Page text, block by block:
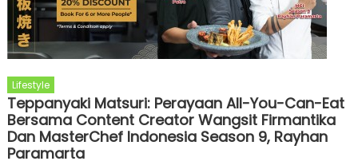
Lifestyle
Teppanyaki Matsuri: Perayaan All-You-Can-Eat
Bersama Content Creator Wangsit Firmantika
Dan MasterChef Indonesia Season 9, Rayhan
Paramarta